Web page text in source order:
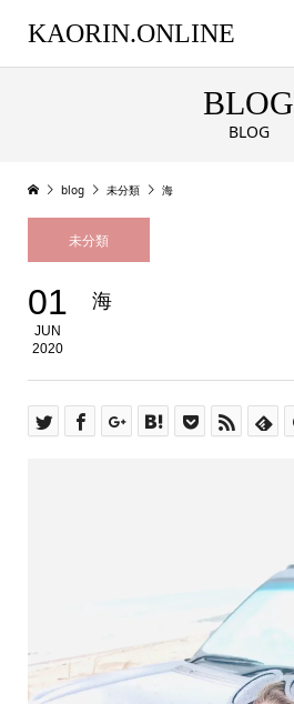
KAORIN.ONLINE
BLOG
BLOG
blog 未分類 海
未分類
01
JUN
2020
海